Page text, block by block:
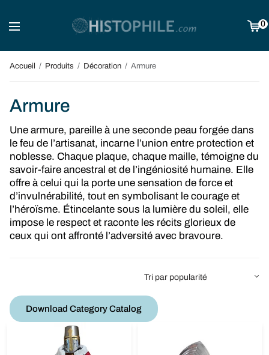
0
Accueil / Produits / Décoration / Armure
Armure
Une armure, pareille à une seconde peau forgée dans
le feu de l’artisanat, incarne l’union entre protection et
noblesse. Chaque plaque, chaque maille, témoigne du
savoir-faire ancestral et de l’ingéniosité humaine. Elle
offre à celui qui la porte une sensation de force et
d’invulnérabilité, tout en symbolisant le courage et
l’héroïsme. Étincelante sous la lumière du soleil, elle
impose le respect et raconte les récits glorieux de
ceux qui ont affronté l’adversité avec bravoure.
Download Category Catalog